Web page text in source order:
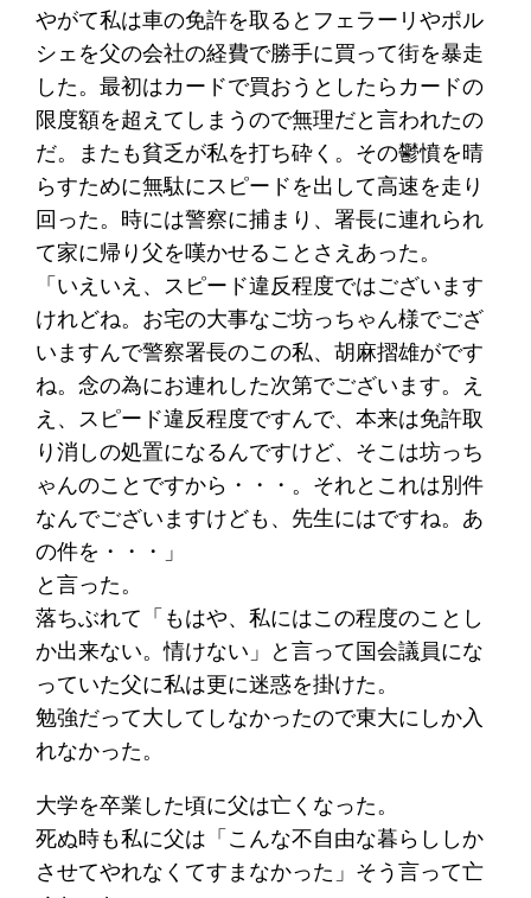
やがて私は車の免許を取るとフェラーリやポル
シェを父の会社の経費で勝手に買って街を暴走
した。最初はカードで買おうとしたらカードの
限度額を超えてしまうので無理だと言われたの
だ。またも貧乏が私を打ち砕く。その鬱憤を晴
らすために無駄にスピードを出して高速を走り
回った。時には警察に捕まり、署長に連れられ
て家に帰り父を嘆かせることさえあった。
「いえいえ、スピード違反程度ではございます
けれどね。お宅の大事なご坊っちゃん様でござ
いますんで警察署長のこの私、胡麻摺雄がです
ね。念の為にお連れした次第でございます。え
え、スピード違反程度ですんで、本来は免許取
り消しの処置になるんですけど、そこは坊っち
ゃんのことですから・・・。それとこれは別件
なんでございますけども、先生にはですね。あ
の件を・・・」
と言った。
落ちぶれて「もはや、私にはこの程度のことし
か出来ない。情けない」と言って国会議員にな
っていた父に私は更に迷惑を掛けた。
勉強だって大してしなかったので東大にしか入
れなかった。
大学を卒業した頃に父は亡くなった。
死ぬ時も私に父は「こんな不自由な暮らししか
させてやれなくてすまなかった」そう言って亡